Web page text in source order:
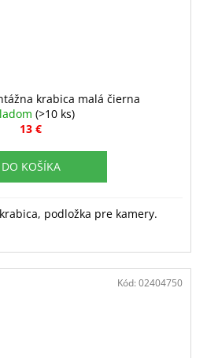
krabica malá čierna
(>10 ks)
13 €
DO KOŠÍKA
podložka pre kamery.
Kód: 02404750